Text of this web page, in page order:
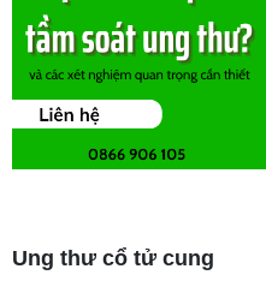
Ung thư cổ tử cung